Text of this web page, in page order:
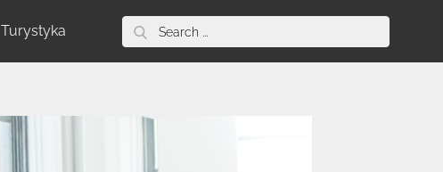
Turystyka
Search
for: